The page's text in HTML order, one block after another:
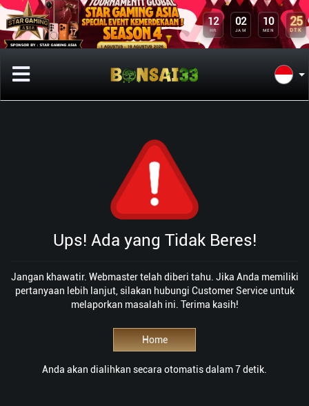
12
HR
02
JAM
10
MEN
25
DTK
Ups! Ada yang Tidak Beres!
Jangan khawatir. Webmaster telah diberi tahu. Jika Anda memiliki
pertanyaan lebih lanjut, silakan hubungi Customer Service untuk
melaporkan masalah ini. Terima kasih!
Home
Anda akan dialihkan secara otomatis dalam 7 detik.